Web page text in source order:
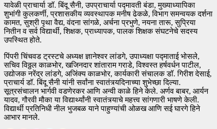
यावेळी प्राचार्या डॉ. बिंदू सैनी, उपप्राचार्या पद्मावती बंडा, मुख्याध्यापिका
शुभांगी कुलकर्णी, प्रशासकीय व्यवस्थापक मनीष ढेकळे, विभाग समन्वयक दर्शना
कामत, सुश्री पृथा वैद्य, वंदना सांगळे, अर्चना प्रभुणे, नयना तारू, सुप्रिया
नितीन व सर्व विद्यार्थी, शिक्षक, प्राध्यापक, पालक शिक्षक संघटनेचे सदस्य
उपस्थित होते.
पिंपरी चिंचवड ट्रस्टचे अध्यक्ष ज्ञानेश्वर लांडगे, उपाध्यक्षा पद्माताई भोसले,
सचिव विठ्ठल काळभोर, खजिनदार शांताराम गराडे, विश्वस्त हर्षवर्धन पाटील,
उद्योजक नरेंद्र लांडगे, अजिंक्य काळभोर, कार्यकारी संचालक डॉ. गिरीश देसाई,
प्राचार्य डॉ. बिंदू सैनी यांनी सर्वांना स्वातंत्र्यदिनाच्या शुभेच्छा दिल्या.
सूत्रसंचालन भार्गवी वडणेरकर आणि अन्वी काळे हिने केले. अर्णव बाबर, आर्यन
यादव, गौरवी मौका या विद्यार्थ्यांनी स्वातंत्र्याचे महत्त्व सांगणारी भाषणे केली.
विद्यार्थी प्रतिनिधी नील भुजबळ याने पाहुण्यांची ओळख आणि सई घारगे हिने
आभार मानले.